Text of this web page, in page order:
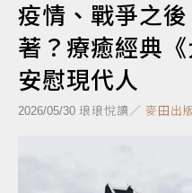
疫情、戰爭之
著？療癒經典
安慰現代人
2026/05/30 琅琅悅讀／ 麥田出